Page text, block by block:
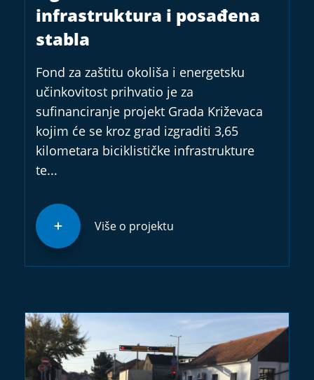
infrastruktura i posađena
stabla
Fond za zaštitu okoliša i energetsku
učinkovitost prihvatio je za
sufinanciranje projekt Grada Križevaca
kojim će se kroz grad izgraditi 3,65
kilometara biciklističke infrastrukture
te...
Više o projektu